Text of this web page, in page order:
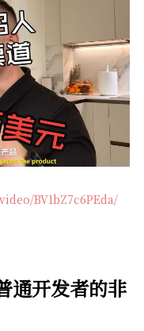
BV1bZ7c6PEda/
通开发者的非